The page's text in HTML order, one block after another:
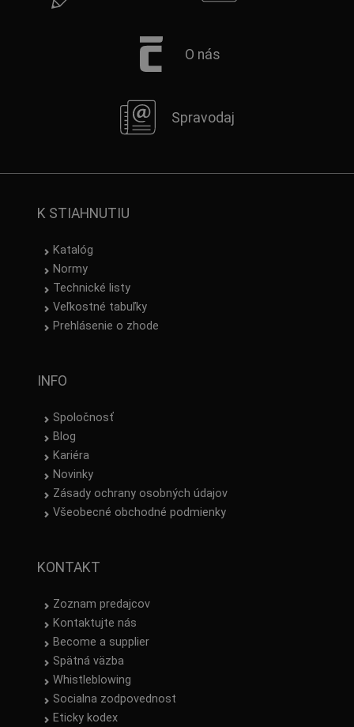
O nás
Spravodaj
K STIAHNUTIU
Katalóg
Normy
Technické listy
Veľkostné tabuľky
Prehlásenie o zhode
INFO
Spoločnosť
Blog
Kariéra
Novinky
Zásady ochrany osobných údajov
Všeobecné obchodné podmienky
KONTAKT
Zoznam predajcov
Kontaktujte nás
Become a supplier
Spätná väzba
Whistleblowing
Socialna zodpovednost
Eticky kodex